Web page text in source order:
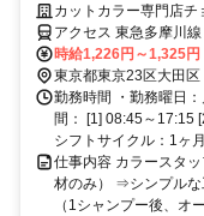
険完備
カットカラー専門店
アクセス 東急多摩川
田駅から東急多摩川線
時給1,226円～1,325円
東京都東京23区大田区
勤務時間 ・勤務曜日
間： [1] 08:45～17:15
シフトサイクル：1ヶ
仕事内容 カラースタ
材のみ） ⇒シンプルな
（1シャンプー後、